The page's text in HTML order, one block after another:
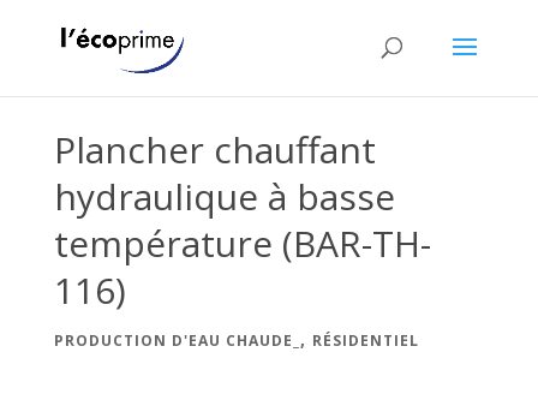
Plancher chauffant
hydraulique à basse
température (BAR-TH-
116)
PRODUCTION D'EAU CHAUDE_ , RÉSIDENTIEL